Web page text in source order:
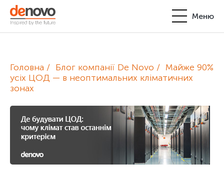
Меню
De Novo
Блог
Контакти
+380-44-200-93-39
Головна Блог компанії De Novo
Майже 90%
усіх ЦОД — в неоптимальних кліматичних
зонах